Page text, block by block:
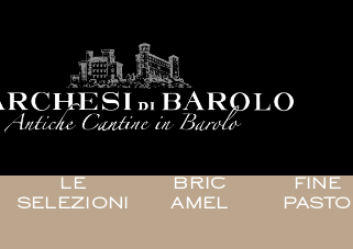
LE
SELEZIONI
BRIC
AMEL
FINE
PASTO